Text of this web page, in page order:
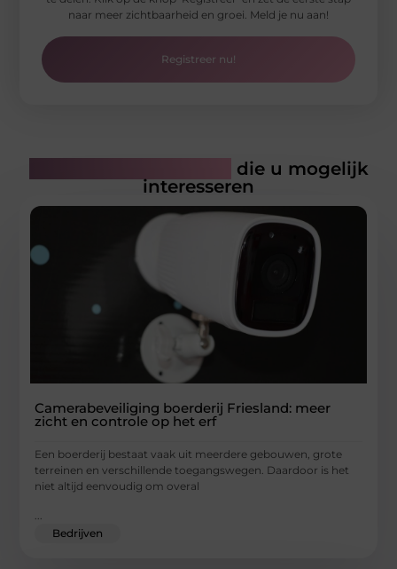
naar meer zichtbaarheid en groei. Meld je nu aan!
Registreer nu!
die u mogelijk
interesseren
Camerabeveiliging boerderij Friesland: meer
zicht en controle op het erf
Een boerderij bestaat vaak uit meerdere gebouwen, grote
terreinen en verschillende toegangswegen. Daardoor is het
niet altijd eenvoudig om overal
Bedrijven